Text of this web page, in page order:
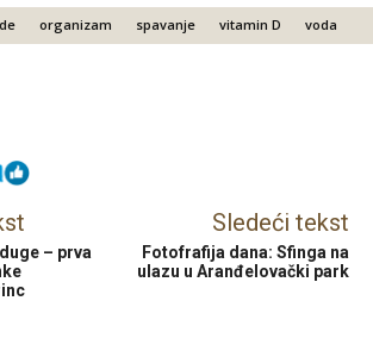
organizam spavanje vitamin D voda
– prva
Sledeći tekst
Fotofrafija dana: Sfinga na
ulazu u Aranđelovački park